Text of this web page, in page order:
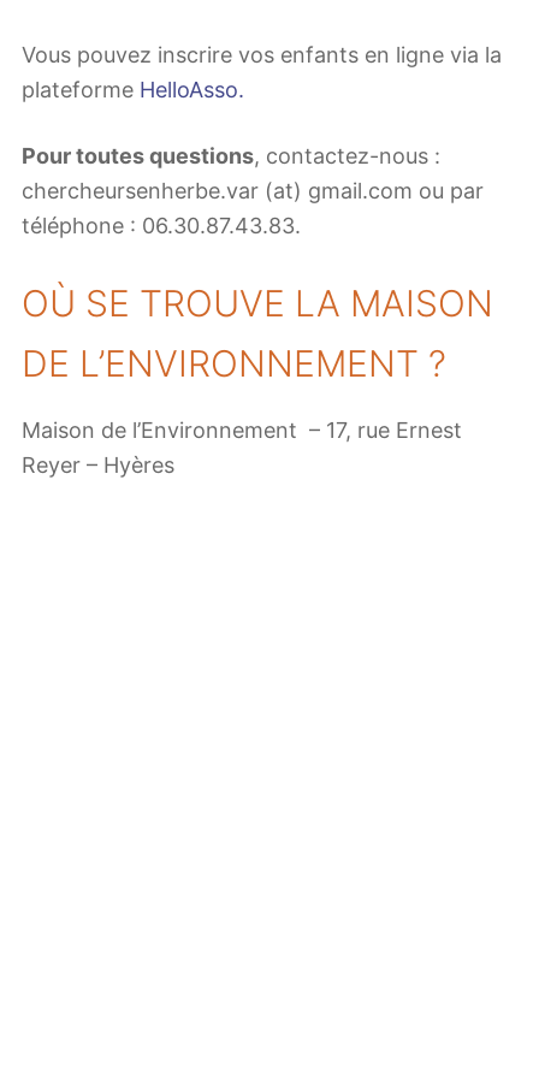
Vous pouvez inscrire vos enfants en ligne via la
plateforme HelloAsso.
Pour toutes questions, contactez-nous :
chercheursenherbe.var (at) gmail.com ou par
téléphone : 06.30.87.43.83.
OÙ SE TROUVE LA MAISON
DE L’ENVIRONNEMENT ?
Maison de l’Environnement – 17, rue Ernest
Reyer – Hyères